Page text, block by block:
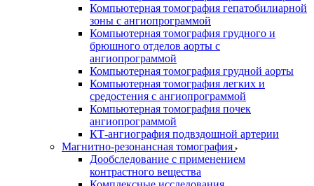
Компьютерная томография гепатобилиарной
зоны с ангиопрограммой
Компьютерная томография грудного и
брюшного отделов аорты с
ангиопрограммой
Компьютерная томография грудной аорты
Компьютерная томография легких и
средостения с ангиопрограммой
Компьютерная томография почек
ангиопрограммой
КТ-ангиография подвздошной артерии
Магнитно-резонансная томография
Дообследование с применением
контрастного вещества